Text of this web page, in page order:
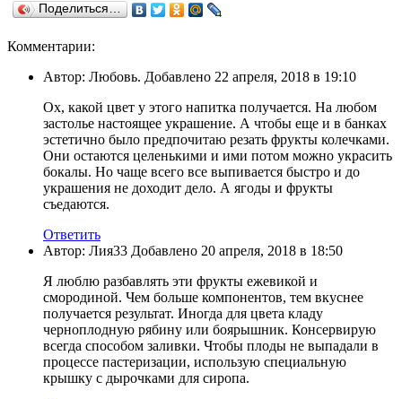
Поделиться…
Комментарии:
Автор: Любовь. Добавлено 22 апреля, 2018 в 19:10
Ох, какой цвет у этого напитка получается. На любом
застолье настоящее украшение. А чтобы еще и в банках
эстетично было предпочитаю резать фрукты колечками.
Они остаются целенькими и ими потом можно украсить
бокалы. Но чаще всего все выпивается быстро и до
украшения не доходит дело. А ягоды и фрукты
съедаются.
Ответить
Автор: Лия33 Добавлено 20 апреля, 2018 в 18:50
Я люблю разбавлять эти фрукты ежевикой и
смородиной. Чем больше компонентов, тем вкуснее
получается результат. Иногда для цвета кладу
черноплодную рябину или боярышник. Консервирую
всегда способом заливки. Чтобы плоды не выпадали в
процессе пастеризации, использую специальную
крышку с дырочками для сиропа.